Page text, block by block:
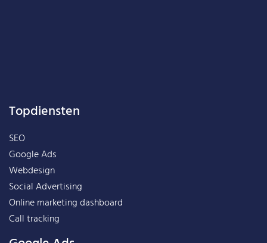
Topdiensten
SEO
Google Ads
Webdesign
Social Advertising
Online marketing dashboard
Call tracking